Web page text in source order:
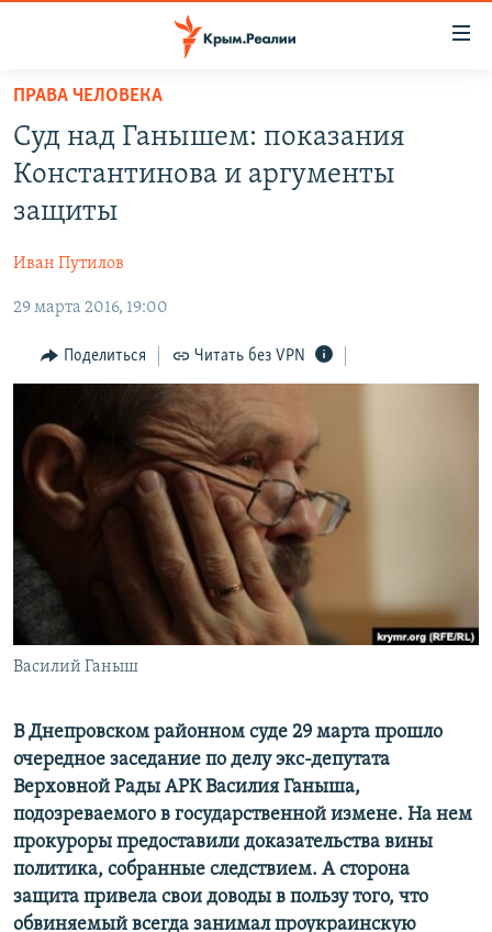
Вернуться
основному
содержанию
главной
навигации
Вернутся
поиску
СПЕЦПРОЕКТЫ
11 ЛЕТ ОККУПАЦИИ КРЫМА. 11 ИСТОРИЙ СОПРОТИВЛЕНИЯ
ЕЩЕ
ИНТЕРАКТИВ
ИНФОГРАФИКА
ТЕЛЕПРОЕКТ КРЫМ.РЕАЛИИ
СОВЕТЫ ПРАВОЗАЩИТНИКОВ
ПРОПАВШИЕ БЕЗ ВЕСТИ
ПОБЕДИТЕЛЕЙ НЕ СУДЯТ?
КРЫМ.НЕПОКОРЕННЫЙ
УКРАИНСКАЯ ПРОБЛЕМА КРЫМА
РАДІО СВОБОДА
КАК ОБОЙТИ БЛОКИРОВКУ
Qırımtatar
ПРИСОЕДИНЯЙТЕСЬ!
Все сайты RFE/RL
ПРАВА ЧЕЛОВЕКА
Суд над Ганышем: показания
Константинова и аргументы
защиты
Иван Путилов
29 марта 2016, 19:00
Поделиться Читать без VPN
Василий Ганыш
В Днепровском районном суде 29 марта прошло
очередное заседание по делу экс-депутата
Верховной Рады АРК Василия Ганыша,
подозреваемого в государственной измене. На нем
прокуроры предоставили доказательства вины
политика, собранные следствием. А сторона
защита привела свои доводы в пользу того, что
обвиняемый всегда занимал проукраинскую